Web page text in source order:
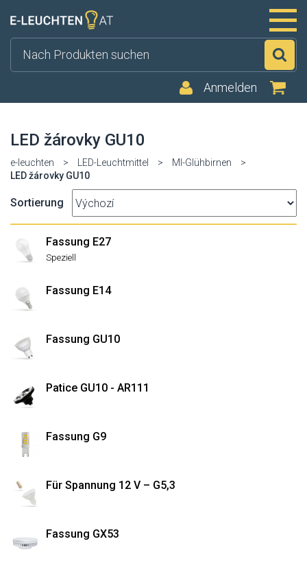
Anmelden
LED žárovky GU10
e-leuchten > LED-Leuchtmittel > MI-Glühbirnen
>
LED žárovky GU10
Sortierung
Fassung E27
Speziell
Fassung E14
Fassung GU10
Patice GU10 - AR111
Fassung G9
Für Spannung 12 V – G5,3
Fassung GX53